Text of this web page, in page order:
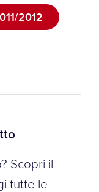
2012
Scopri il
tutte le